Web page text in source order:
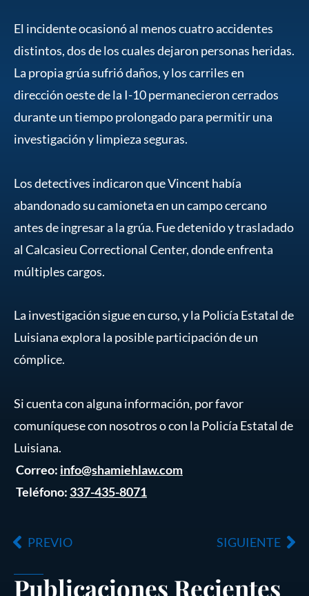
El incidente ocasionó al menos cuatro accidentes
distintos, dos de los cuales dejaron personas heridas.
La propia grúa sufrió daños, y los carriles en
dirección oeste de la I-10 permanecieron cerrados
durante un tiempo prolongado para permitir una
investigación y limpieza seguras.
Los detectives indicaron que Vincent había
abandonado su camioneta en un campo cercano
antes de ingresar a la grúa. Fue detenido y trasladado
al Calcasieu Correctional Center, donde enfrenta
múltiples cargos.
La investigación sigue en curso, y la Policía Estatal de
Luisiana explora la posible participación de un
cómplice.
Si cuenta con alguna información, por favor
comuníquese con nosotros o con la Policía Estatal de
Luisiana.
Correo: info@shamiehlaw.com
Teléfono: 337-435-8071
AntPREVIO SIGUIENTE
Publicaciones Recientes